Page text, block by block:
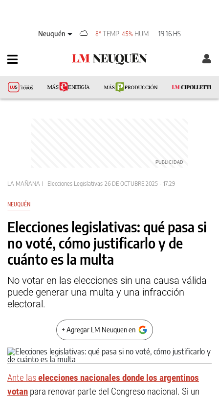
Neuquén 8° TEMP 45% HUM 19:16 HS
LA MAÑANA Elecciones Legislativas 26 DE OCTUBRE 2025 - 17:29
NEUQUÉN
Elecciones legislativas: qué pasa si
no voté, cómo justificarlo y de
cuánto es la multa
No votar en las elecciones sin una causa válida
puede generar una multa y una infracción
electoral.
+ Agregar LM Neuquen en
Ante laselecciones nacionales donde los argentinos
votan para renovar parte del Congreso nacional. Si un